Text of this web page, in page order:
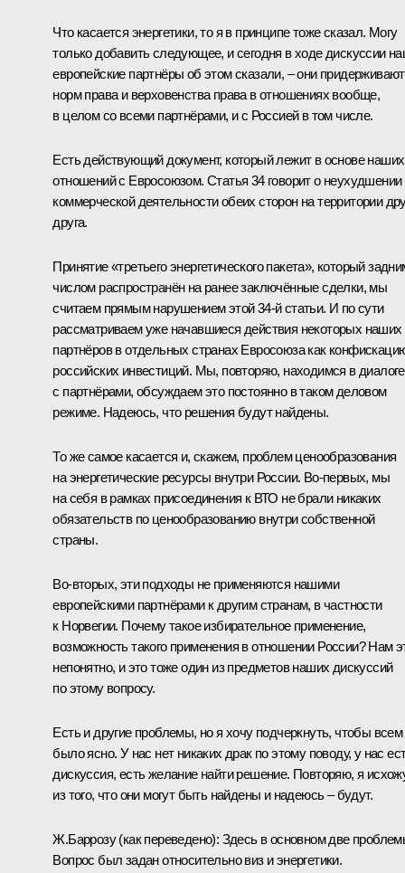
Что касается энергетики, то я в принципе тоже сказал. Могу
только добавить следующее, и сегодня в ходе дискуссии
европейские партнёры об этом сказали, – они
норм права и верховенства права в отношениях вообще,
в целом со всеми партнёрами, и с Россией в том числе.
Есть действующий документ, который лежит в основе наших
отношений с Евросоюзом. Статья 34 говорит о неухудшении
коммерческой деятельности обеих сторон на территории
друга.
Принятие «третьего энергетического пакета», который
числом распространён на ранее заключённые сделки, мы
считаем прямым нарушением этой 34-й статьи. И по сути
рассматриваем уже начавшиеся действия некоторых наших
партнёров в отдельных странах Евросоюза как
российских инвестиций. Мы, повторяю, находимся в диалоге
с партнёрами, обсуждаем это постоянно в таком деловом
режиме. Надеюсь, что решения будут найдены.
То же самое касается и, скажем, проблем ценообразования
на энергетические ресурсы внутри России. Во‑первых, мы
на себя в рамках присоединения к ВТО не брали никаких
обязательств по ценообразованию внутри собственной
страны.
Во‑вторых, эти подходы не применяются нашими
европейскими партнёрами к другим странам, в частности
к Норвегии. Почему такое избирательное применение,
возможность такого применения в отношении России? Нам
непонятно, и это тоже один из предметов наших дискуссий
по этому вопросу.
Есть и другие проблемы, но я хочу подчеркнуть, чтобы всем
было ясно. У нас нет никаких драк по этому поводу, у нас
дискуссия, есть желание найти решение. Повторяю, я
из того, что они могут быть найдены и надеюсь – будут.
Ж.Баррозу(как переведено): Здесь в основном две
Вопрос был задан относительно виз и энергетики.